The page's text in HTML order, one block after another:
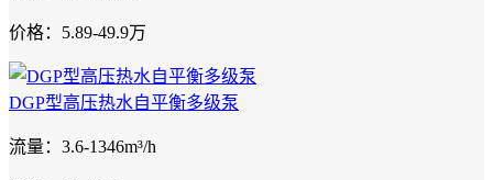
价格：5.89-49.9万
DGP型高压热水自平衡多级泵
流量：3.6-1346m³/h